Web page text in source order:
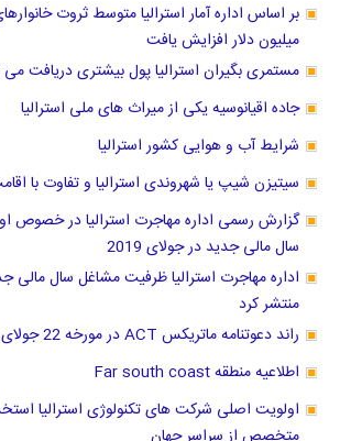
بر اساس اداره آمار استرالیا متوسط ثروت
میلیون دلار افزایش یافت
مستمری بگیران استرالیا پول بیشتری دریافت می
جاده اقیانوسیه یکی از میراث های ملی استرالیا
شرایط آب و هوایی کشور استرالیا
سیتیزن شیپ یا شهروندی استرالیا و تفاوت با
گزارش رسمی اداره مهاجرت استرالیا در خصوص
سال مالی جدید در جولای 2019
منتشر کرد
راند دعوتنامه ماتریکس ACT در مورخه 22 جولای 2019 برگزار گردید
اطلاعیه منطقه Far south coast
اولویت اصلی شرکت های تکنولوژی استرالیا
متخصص از سراسر جهان